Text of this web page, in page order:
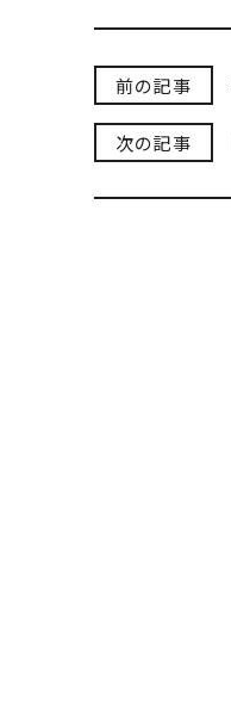
前の記事
次の記事